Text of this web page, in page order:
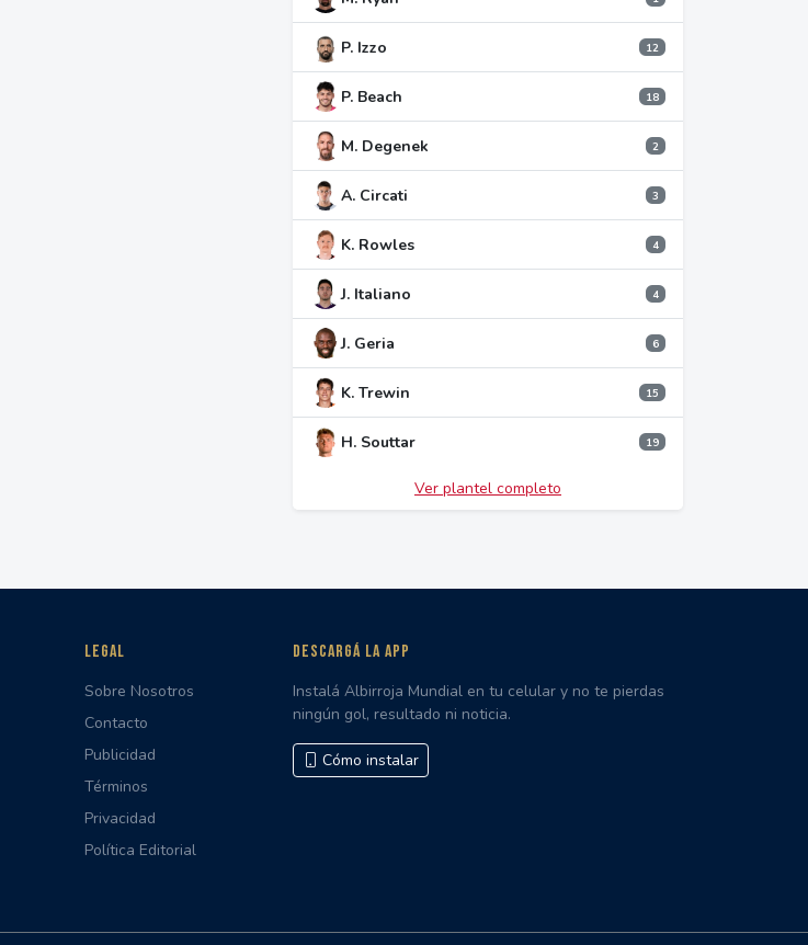
P. Izzo 12
P. Beach 18
M. Degenek 2
A. Circati 3
K. Rowles 4
J. Italiano 4
J. Geria 6
K. Trewin 15
H. Souttar 19
Ver plantel completo
LEGAL
Sobre Nosotros
Contacto
Publicidad
Términos
Privacidad
Política Editorial
DESCARGÁ LA APP
Instalá Albirroja Mundial en tu celular y no te pierdas
ningún gol, resultado ni noticia.
Cómo instalar